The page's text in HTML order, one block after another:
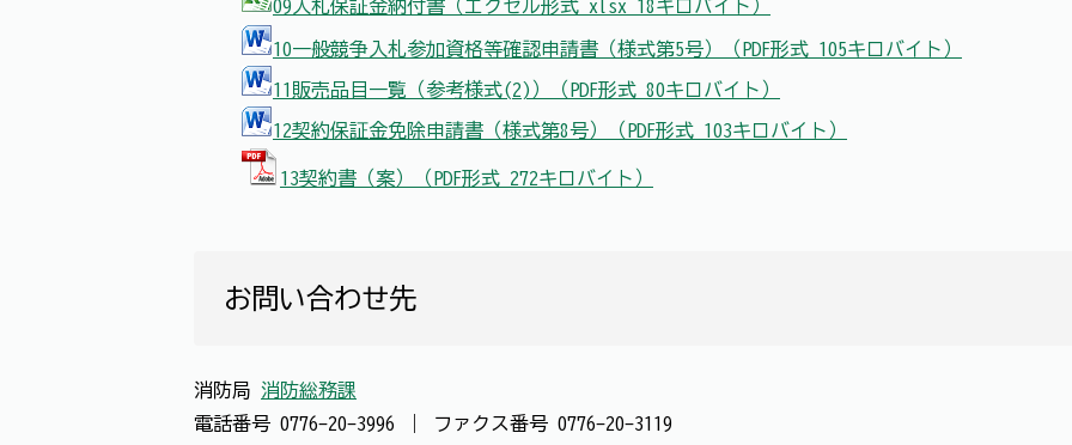
09入札保証金納付書（エクセル形式 xlsx 18キロバイト）
10一般競争入札参加資格等確認申請書（様式第5号）（PDF形式 105キロバイト）
11販売品目一覧（参考様式(2)）（PDF形式 80キロバイト）
12契約保証金免除申請書（様式第8号）（PDF形式 103キロバイト）
13契約書（案）（PDF形式 272キロバイト）
お問い合わせ先
消防局 消防総務課
電話番号 0776-20-3996 ファクス番号 0776-20-3119